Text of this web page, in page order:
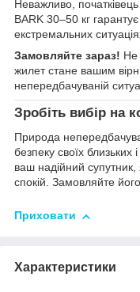
Неважливо,
BARK 30–50 кг гарантує
екстремальних
Замовляйте зараз! Не
жилет стане вашим
непередбачуваній
Зробіть вибір на
Природа
безпеку своїх
ваш надійний
спокій. Замовляйте
Приховати
Характеристики